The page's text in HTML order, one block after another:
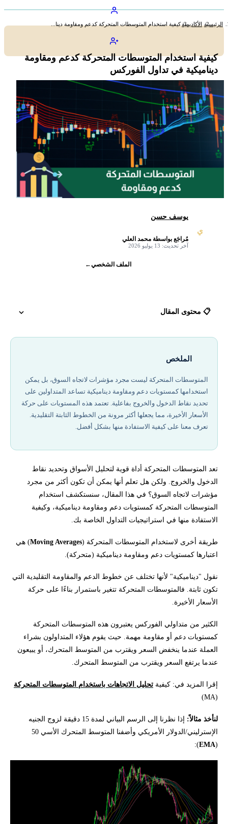
الرئيسية الأكاديميةكيفية استخدام المتوسطات المتحركة كدعم ومقاومة دينا...
كيفية استخدام المتوسطات المتحركة كدعم ومقاومة
ديناميكية في تداول الفوركس
ي
يوسف حسن
مُراجَع بواسطة محمد العلي
آخر تحديث: 13 يوليو 2026
الملف الشخصي←
📋 محتوى المقال
هل لديك استفسار حول استخدام المتوسطات المتحركة في التداول ؟
الملخص
المتوسطات المتحركة ليست مجرد مؤشرات لاتجاه السوق، بل يمكن
استخدامها كمستويات دعم ومقاومة ديناميكية تساعد المتداولين على
تحديد نقاط الدخول والخروج بفاعلية. تعتمد هذه المستويات على حركة
الأسعار الأخيرة، مما يجعلها أكثر مرونة من الخطوط الثابتة التقليدية.
تعرف معنا على كيفية الاستفادة منها بشكل أفضل.
تعد المتوسطات المتحركة أداة قوية لتحليل الأسواق وتحديد نقاط
الدخول والخروج. ولكن هل تعلم أنها يمكن أن تكون أكثر من مجرد
مؤشرات لاتجاه السوق؟ في هذا المقال، سنستكشف استخدام
المتوسطات المتحركة كمستويات دعم ومقاومة ديناميكية، وكيفية
الاستفادة منها في استراتيجيات التداول الخاصة بك.
طريقة أخرى لاستخدام المتوسطات المتحركة (Moving Averages) هي
اعتبارها كمستويات دعم ومقاومة ديناميكية (متحركة).
نقول "ديناميكية" لأنها تختلف عن خطوط الدعم والمقاومة التقليدية التي
تكون ثابتة. فالمتوسطات المتحركة تتغير باستمرار بناءًا على حركة
الأسعار الأخيرة.
الكثير من متداولي الفوركس يعتبرون هذه المتوسطات المتحركة
كمستويات دعم أو مقاومة مهمة. حيث يقوم هؤلاء المتداولون بشراء
العملة عندما ينخفض السعر ويقترب من المتوسط المتحرك، أو يبيعون
عندما يرتفع السعر ويقترب من المتوسط المتحرك.
إقرا المزيد في: كيفية تحليل الاتجاهات باستخدام المتوسطات المتحركة
(MA)
لنأخذ مثالاً:
إذا نظرنا إلى الرسم البياني لمدة 15 دقيقة لزوج الجنيه
الإسترليني/الدولار الأمريكي وأضفنا المتوسط المتحرك الأسي 50
(
EMA
):